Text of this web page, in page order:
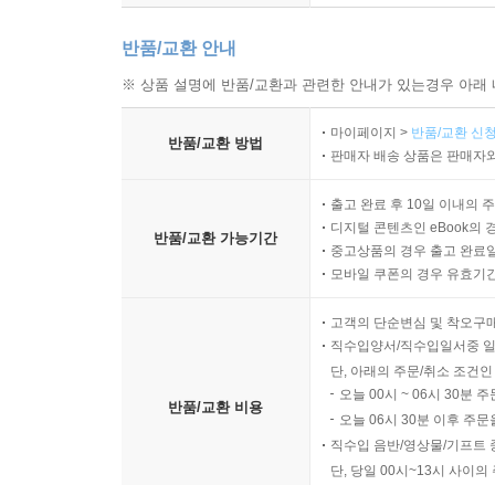
반품/교환 안내
※ 상품 설명에 반품/교환과 관련한 안내가 있는경우 아
반품/교환 방법
마이페이지 > 반품/교환 신
판매자 배송 상품은 판매자
반품/교환 가능기간
출고 완료 후 10일 이내의
디지털 콘텐츠인 eBook의
중고상품의 경우 출고 완료
모바일 쿠폰의 경우 유효기
반품/교환 비용
고객의 단순변심 및 착오구
직수입양서/직수입일서중
단, 아래의 주문/취소 조건
오늘 00시 ~ 06시 30분
오늘 06시 30분 이후 주
직수입 음반/영상물/기프트
단, 당일 00시~13시 사이의